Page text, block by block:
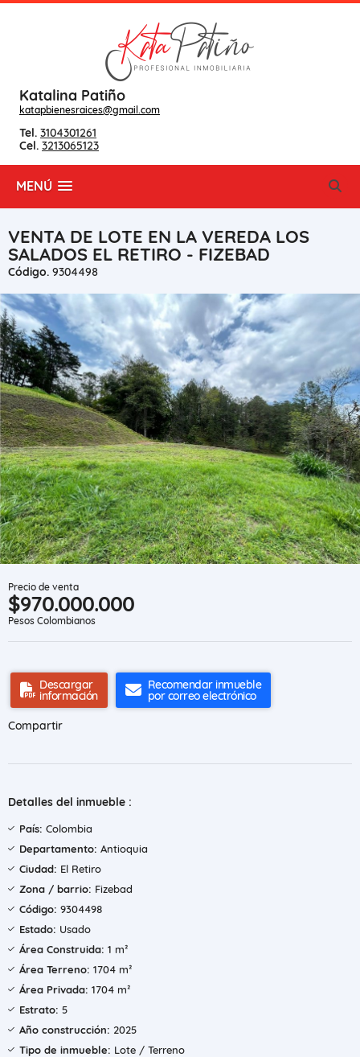
Katalina Patiño
katapbienesraices@gmail.com
Tel. 3104301261
Cel. 3213065123
MENÚ
VENTA DE LOTE EN LA VEREDA LOS
SALADOS EL RETIRO - FIZEBAD
Código. 9304498
Precio de venta
$970.000.000
Pesos Colombianos
Descargar
información
Recomendar inmueble
por correo electrónico
Compartir
Detalles del inmueble :
País: Colombia
Departamento: Antioquia
Ciudad: El Retiro
Zona / barrio: Fizebad
Código: 9304498
Estado: Usado
Área Construida: 1 m²
Área Terreno: 1704 m²
Área Privada: 1704 m²
Estrato: 5
Año construcción: 2025
Tipo de inmueble: Lote / Terreno